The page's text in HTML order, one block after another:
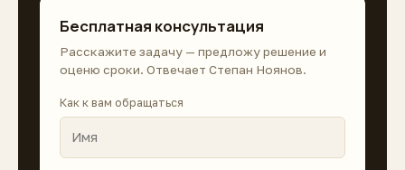
Бесплатная консультация
Расскажите задачу — предложу решение и
оценю сроки. Отвечает Степан Ноянов.
Как к вам обращаться